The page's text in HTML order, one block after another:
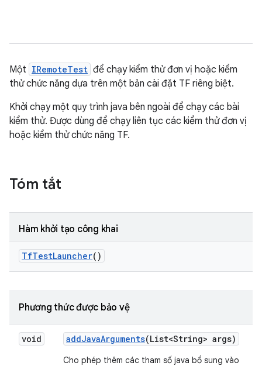
Một IRemoteTest để chạy kiểm thử đơn vị hoặc kiểm
thử chức năng dựa trên một bản cài đặt TF riêng biệt.
Khởi chạy một quy trình java bên ngoài để chạy các bài
kiểm thử. Được dùng để chạy liên tục các kiểm thử đơn vị
hoặc kiểm thử chức năng TF.
Tóm tắt
Hàm khởi tạo công khai
TfTestLauncher()
Phương thức được bảo vệ
void addJavaArguments(List<String> args)
Cho phép thêm các tham số java bổ sung vào